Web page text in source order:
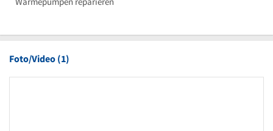
Foto/Video (1)